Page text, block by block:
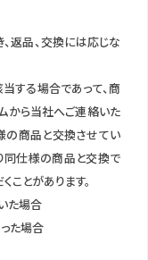
返品、交換には応じな
する場合であって、商
から当社へご連絡いた
の商品と交換させてい
同仕様の商品と交換で
ことがあります。
た場合
た場合